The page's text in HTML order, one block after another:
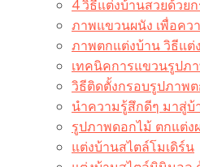
4 วิธีแต่งบ้านสวยด้วย
ภาพแขวนผนัง เพื่อคว
ภาพตกแต่งบ้าน วิธีแต่
เทคนิคการแขวนรูปภ
วิธีติดตั้งกรอบรูปภาพ
นำความรู้สึกดีๆ มาสู่
รูปภาพดอกไม้ ตกแต่ง
แต่งบ้านสไตล์โมเดิร์น